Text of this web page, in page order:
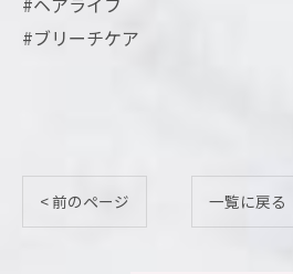
#ブリーチケア
< 前のページ 一覧に戻る